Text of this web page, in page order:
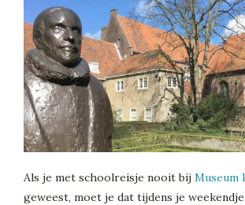
Als je met schoolreisje nooit bij Museum
geweest, moet je dat tijdens je